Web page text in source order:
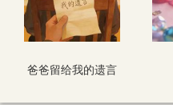
爸爸留给我的遗言